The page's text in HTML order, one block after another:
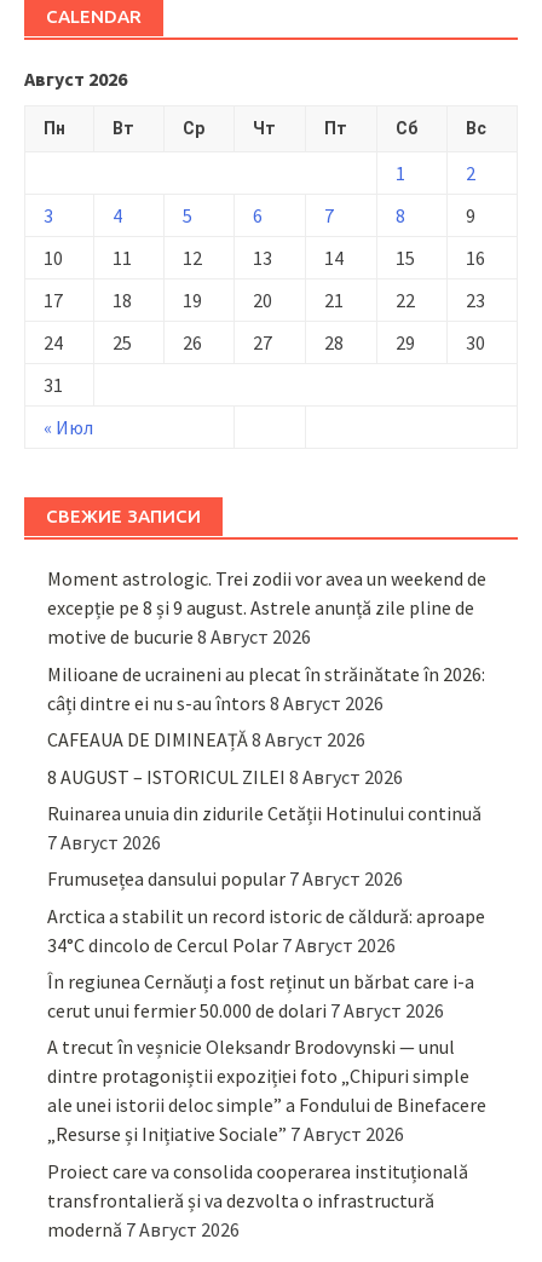
CALENDAR
Август 2026
Пн Вт Ср Чт Пт Сб Вс
« Июл
1
2
3
4 5 6 7 8
9
10
11 12 13 14 15
16
17
18 19 20 21 22
23
24
25 26 27 28 29
30
31
СВЕЖИЕ ЗАПИСИ
Moment astrologic. Trei zodii vor avea un weekend de
excepție pe 8 și 9 august. Astrele anunță zile pline de
motive de bucurie 8 Август 2026
Milioane de ucraineni au plecat în străinătate în 2026:
câți dintre ei nu s-au întors 8 Август 2026
CAFEAUA DE DIMINEAȚĂ8 Август 2026
8 AUGUST – ISTORICUL ZILEI 8 Август 2026
Ruinarea unuia din zidurile Cetății Hotinului continuă
7 Август 2026
Frumusețea dansului popular 7 Август 2026
Arctica a stabilit un record istoric de căldură: aproape
34°C dincolo de Cercul Polar 7 Август 2026
În regiunea Cernăuți a fost reținut un bărbat care i-a
cerut unui fermier 50.000 de dolari 7 Август 2026
A trecut în veșnicie Oleksandr Brodovynski — unul
dintre protagoniștii expoziției foto „Chipuri simple
ale unei istorii deloc simple” a Fondului de Binefacere
„Resurse și Inițiative Sociale” 7 Август 2026
Proiect care va consolida cooperarea instituțională
transfrontalieră și va dezvolta o infrastructură
modernă 7 Август 2026